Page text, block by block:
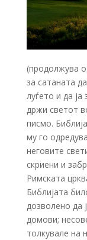
(продолжува
за сатаната
луѓето и да ја
држи светот
писмо.
му го
неговите
скриени и
Римската
Библијата
дозволено да
домови;
толкувале на